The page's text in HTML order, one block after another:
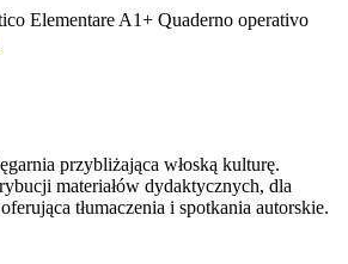
Elementare A1+ Quaderno operativo
przybliżająca włoską kulturę.
materiałów dydaktycznych, dla
tłumaczenia i spotkania autorskie.